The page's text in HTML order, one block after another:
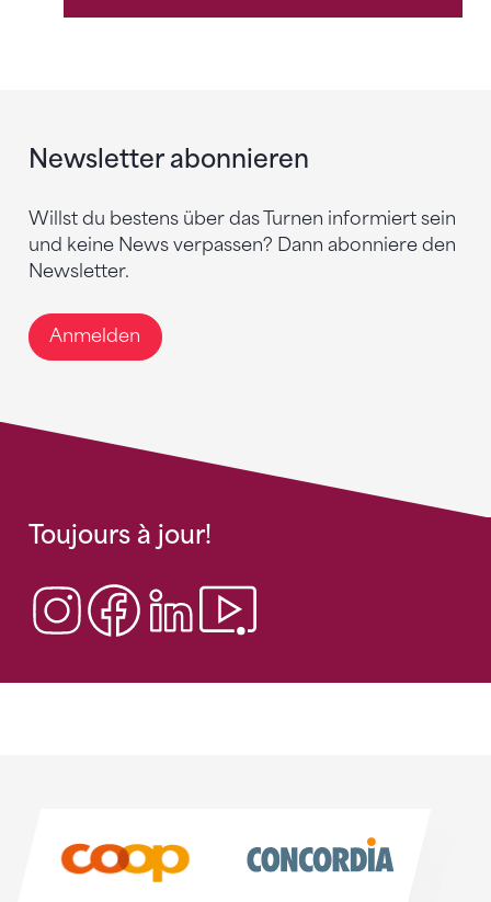
Newsletter abonnieren
Willst du bestens über das Turnen informiert sein
und keine News verpassen? Dann abonniere den
Newsletter.
Anmelden
Toujours à jour!